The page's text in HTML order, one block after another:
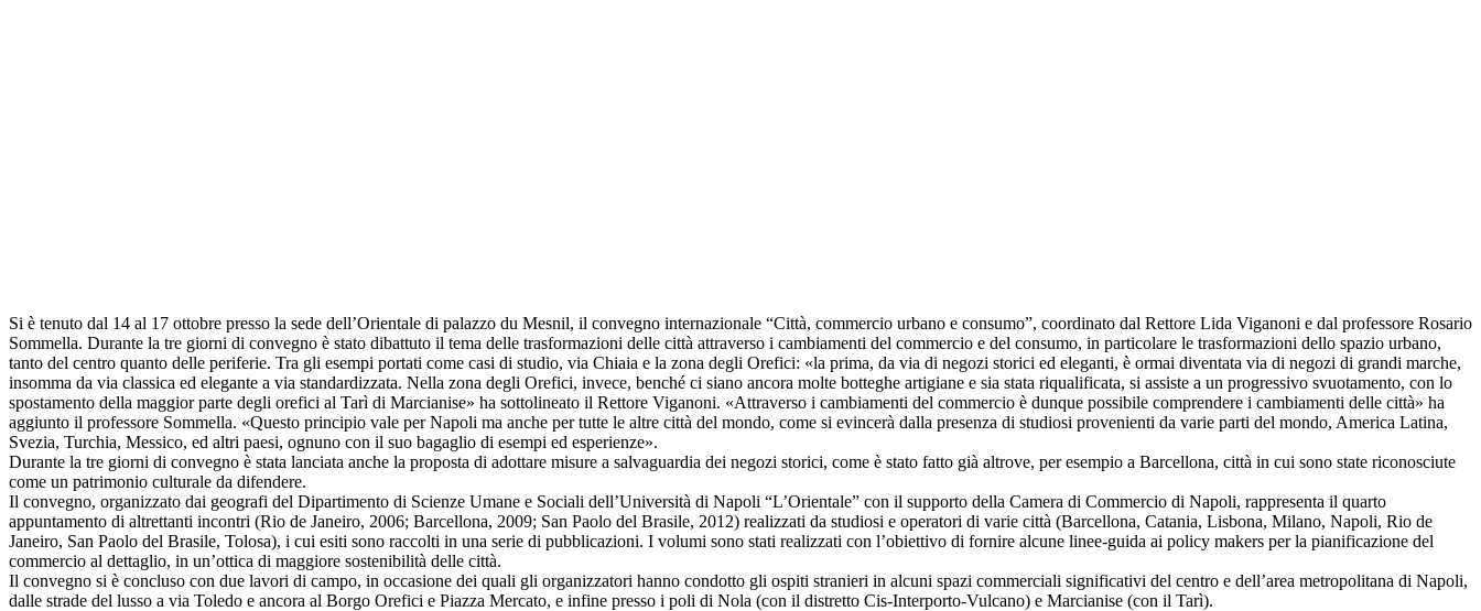
Si è tenuto dal 14 al 17 ottobre presso la sede dell’Orientale di palazzo du Mesnil, il convegno internazionale “Città, commercio urbano e consumo”, coordinato dal Rettore Lida Viganoni e dal professore Rosario
Sommella. Durante la tre giorni di convegno è stato dibattuto il tema delle trasformazioni delle città attraverso i cambiamenti del commercio e del consumo, in particolare le trasformazioni dello spazio urbano,
tanto del centro quanto delle periferie. Tra gli esempi portati come casi di studio, via Chiaia e la zona degli Orefici: «la prima, da via di negozi storici ed eleganti, è ormai diventata via di negozi di grandi marche,
insomma da via classica ed elegante a via standardizzata. Nella zona degli Orefici, invece, benché ci siano ancora molte botteghe artigiane e sia stata riqualificata, si assiste a un progressivo svuotamento, con lo
spostamento della maggior parte degli orefici al Tarì di Marcianise» ha sottolineato il Rettore Viganoni. «Attraverso i cambiamenti del commercio è dunque possibile comprendere i cambiamenti delle città» ha
aggiunto il professore Sommella. «Questo principio vale per Napoli ma anche per tutte le altre città del mondo, come si evincerà dalla presenza di studiosi provenienti da varie parti del mondo, America Latina,
Svezia, Turchia, Messico, ed altri paesi, ognuno con il suo bagaglio di esempi ed esperienze».
Durante la tre giorni di convegno è stata lanciata anche la proposta di adottare misure a salvaguardia dei negozi storici, come è stato fatto già altrove, per esempio a Barcellona, città in cui sono state riconosciute
come un patrimonio culturale da difendere.
Il convegno, organizzato dai geografi del Dipartimento di Scienze Umane e Sociali dell’Università di Napoli “L’Orientale” con il supporto della Camera di Commercio di Napoli, rappresenta il quarto
appuntamento di altrettanti incontri (Rio de Janeiro, 2006; Barcellona, 2009; San Paolo del Brasile, 2012) realizzati da studiosi e operatori di varie città (Barcellona, Catania, Lisbona, Milano, Napoli, Rio de
Janeiro, San Paolo del Brasile, Tolosa), i cui esiti sono raccolti in una serie di pubblicazioni. I volumi sono stati realizzati con l’obiettivo di fornire alcune linee-guida ai policy makers per la pianificazione del
commercio al dettaglio, in un’ottica di maggiore sostenibilità delle città.
Il convegno si è concluso con due lavori di campo, in occasione dei quali gli organizzatori hanno condotto gli ospiti stranieri in alcuni spazi commerciali significativi del centro e dell’area metropolitana di Napoli,
dalle strade del lusso a via Toledo e ancora al Borgo Orefici e Piazza Mercato, e infine presso i poli di Nola (con il distretto Cis-Interporto-Vulcano) e Marcianise (con il Tarì).